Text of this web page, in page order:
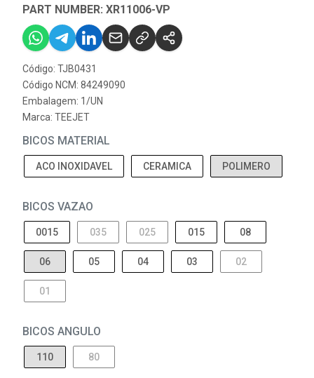
PART NUMBER: XR11006-VP
Código: TJB0431
Código NCM: 84249090
Embalagem: 1/UN
Marca: TEEJET
BICOS MATERIAL
ACO INOXIDAVEL CERAMICA POLIMERO
BICOS VAZAO
0015 035 025 015 08
06 05 04 03 02
01
BICOS ANGULO
110 80